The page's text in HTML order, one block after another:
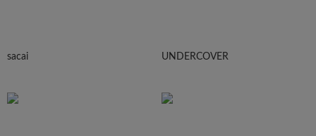
sacai UNDERCOVER